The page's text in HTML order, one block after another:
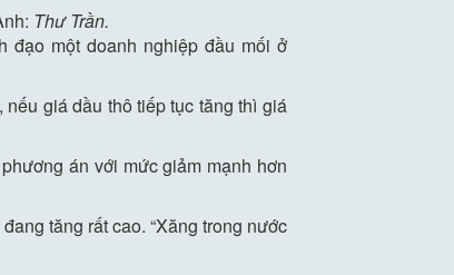
Thư Trần.
đạo một doanh nghiệp đầu mối ở
giá dầu thô tiếp tục tăng thì giá
án với mức giảm mạnh hơn
tăng rất cao. “Xăng trong nước